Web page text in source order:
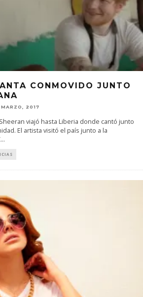
CONMOVIDO JUNTO
2017
viajó hasta Liberia donde cantó junto
El artista visitó el país junto a la
...